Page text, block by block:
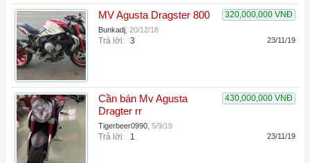
320,000,000 VNĐ
MV Agusta Dragster 800
Bunkadj 20/12/18
Trả lời: 3 23/11/19
430,000,000 VNĐ
Cần bán Mv Agusta
Dragter rr
Tigerbeer0990 5/9/19
Trả lời: 1 23/11/19